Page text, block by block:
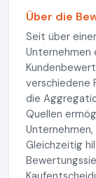
Über die
Seit über
Unternehmen
verschiedene
die
Quellen
Gleichzeitig